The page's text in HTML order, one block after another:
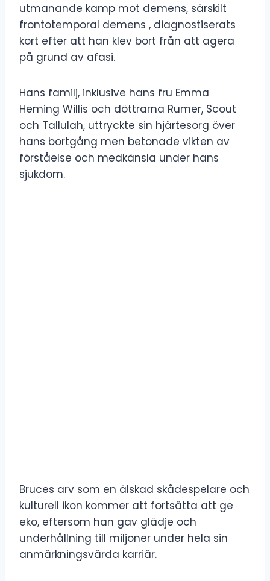
utmanande kamp mot demens, särskilt
frontotemporal demens , diagnostiserats
kort efter att han klev bort från att agera
på grund av afasi.
Hans familj, inklusive hans fru Emma
Heming Willis och döttrarna Rumer, Scout
och Tallulah, uttryckte sin hjärtesorg över
hans bortgång men betonade vikten av
förståelse och medkänsla under hans
sjukdom.
Bruces arv som en älskad skådespelare och
kulturell ikon kommer att fortsätta att ge
eko, eftersom han gav glädje och
underhållning till miljoner under hela sin
anmärkningsvärda karriär.